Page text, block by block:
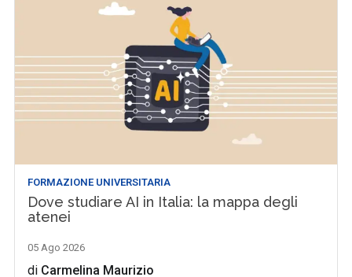
FORMAZIONE UNIVERSITARIA
Dove studiare AI in Italia: la mappa degli
atenei
05 Ago 2026
di Carmelina Maurizio